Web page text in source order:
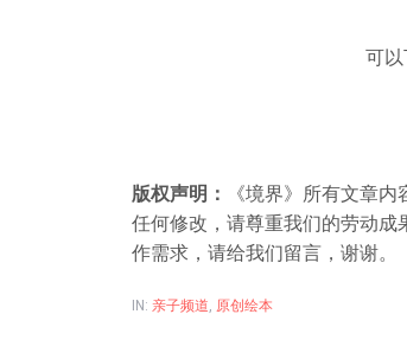
可
版权声明：
《境界》所有文章
任何修改，请尊重我们的劳动成
作需求，请给我们留言，谢谢。
IN: 亲子频道, 原创绘本